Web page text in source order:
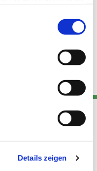
Details zeigen
Links
Datensch